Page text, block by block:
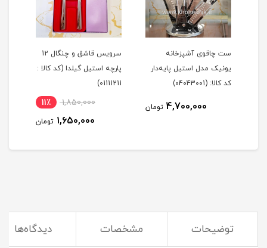
ست چاقوی آشپزخانه
یونیک مدل استیل پایه‌دار
کد کالا: (04043001)
4,700,000 تومان
سرویس قاشق و چنگال 12
پارچه استیل گیلدا (کد کالا :
01111211)
1,850,000 11٪
1,650,000 تومان
توضیحات مشخصات دیدگاه‌ها
(سرویس قاشق و چنگال گیلدا مناسب برای صرف وعده های